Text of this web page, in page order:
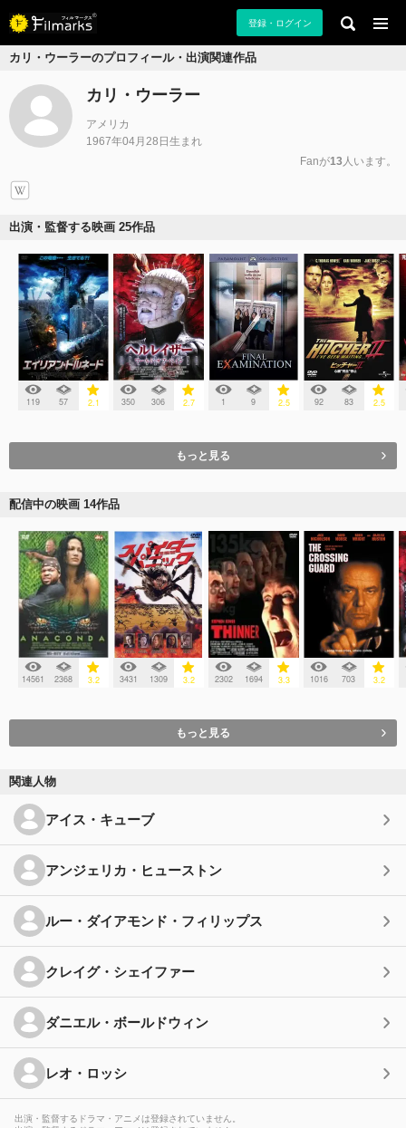
登録・ログイン
カリ・ウーラーのプロフィール・出演関連作品
カリ・ウーラー
アメリカ
1967年04月28日生まれ
Fanが13 人います。
出演・監督する映画 25作品
119 57 2.1 350 306 2.7 1 9 2.5 92 83 2.5
もっと見る
配信中の映画 14作品
14561 2368 3.2 3431 1309 3.2 2302 1694 3.3 1016 703 3.2
もっと見る
関連人物
アイス・キューブ
アンジェリカ・ヒューストン
ルー・ダイアモンド・フィリップス
クレイグ・シェイファー
ダニエル・ボールドウィン
レオ・ロッシ
出演・監督するドラマ・アニメは登録されていません。